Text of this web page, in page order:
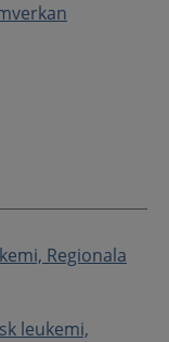
Regionala
leukemi,